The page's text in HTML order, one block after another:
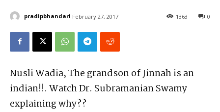
pradipbhandari February 27, 2017 0
1363
Nusli Wadia, The grandson of Jinnah is an
indian!!. Watch Dr. Subramanian Swamy
explaining why??